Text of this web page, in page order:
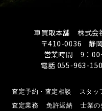
車買取本舗 株式会
〒410-0036 静
営業時間 9：
電話 055-963-
査定予約・査定相談 スタッ
査定業務
免許返納 士業の